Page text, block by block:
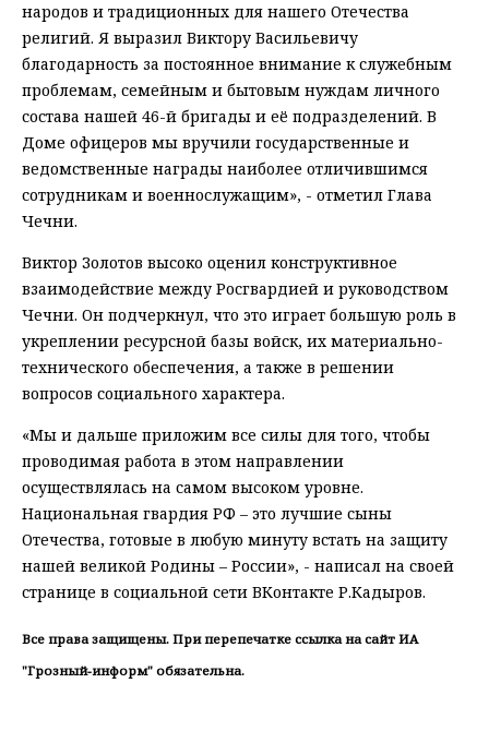
народов и традиционных для нашего Отечества
религий. Я выразил Виктору Васильевичу
благодарность за постоянное внимание к служебным
проблемам, семейным и бытовым нуждам личного
состава нашей 46-й бригады и её подразделений. В
Доме офицеров мы вручили государственные и
ведомственные награды наиболее отличившимся
сотрудникам и военнослужащим», - отметил Глава
Чечни.
Виктор Золотов высоко оценил конструктивное
взаимодействие между Росгвардией и руководством
Чечни. Он подчеркнул, что это играет большую роль в
укреплении ресурсной базы войск, их материально-
технического обеспечения, а также в решении
вопросов социального характера.
«Мы и дальше приложим все силы для того, чтобы
проводимая работа в этом направлении
осуществлялась на самом высоком уровне.
Национальная гвардия РФ – это лучшие сыны
Отечества, готовые в любую минуту встать на защиту
нашей великой Родины – России», - написал на своей
странице в социальной сети ВКонтакте Р.Кадыров.
Все права защищены. При перепечатке ссылка на сайт ИА
"Грозный-информ" обязательна.